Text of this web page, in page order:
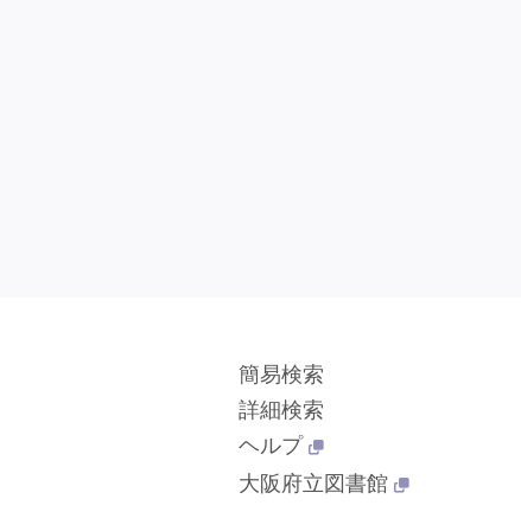
簡易検索
詳細検索
ヘルプ
大阪府立図書館